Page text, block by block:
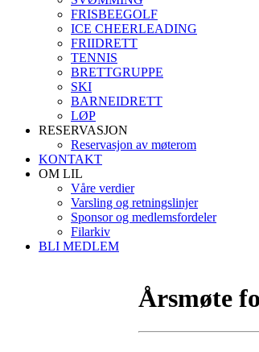
FRISBEEGOLF
ICE CHEERLEADING
FRIIDRETT
TENNIS
BRETTGRUPPE
SKI
BARNEIDRETT
LØP
RESERVASJON
Reservasjon av møterom
KONTAKT
OM LIL
Våre verdier
Varsling og retningslinjer
Sponsor og medlemsfordeler
Filarkiv
BLI MEDLEM
Årsmøte